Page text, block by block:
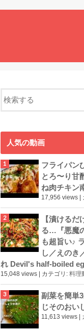
人気の動画
フライパン
とろ〜り甘
ね肉チキン
17,956 views |
【漬ける
る…『悪魔
も超旨い♪
し／えのき
れ Devil's half-boiled
15,048 views カテゴリ: 料理
副菜を簡単
じそのおい
11,613 views